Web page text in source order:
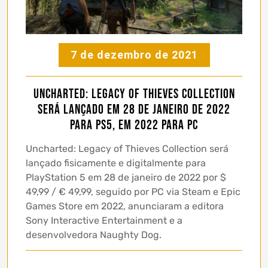
7 de dezembro de 2021
Uncharted: Legacy of Thieves Collection
será lançado em 28 de janeiro de 2022
para PS5, em 2022 para PC
Uncharted: Legacy of Thieves Collection será
lançado fisicamente e digitalmente para
PlayStation 5 em 28 de janeiro de 2022 por $
49,99 / € 49,99, seguido por PC via Steam e Epic
Games Store em 2022, anunciaram a editora
Sony Interactive Entertainment e a
desenvolvedora Naughty Dog.